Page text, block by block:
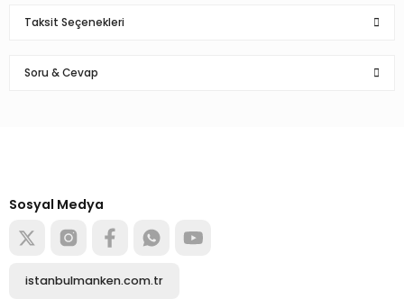
Taksit Seçenekleri
Soru & Cevap
Sosyal Medya
istanbulmanken.com.tr